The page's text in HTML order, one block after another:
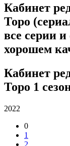
Кабинет
Торо
все серии
хорошем
Кабинет
Торо 1
2022
0
1
2